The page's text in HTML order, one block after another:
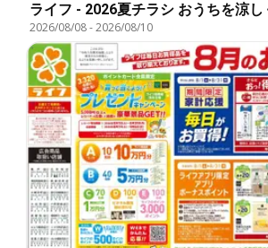
ライフ - 2026夏チラシ おうちを涼し
2026/08/08-2026/08/10